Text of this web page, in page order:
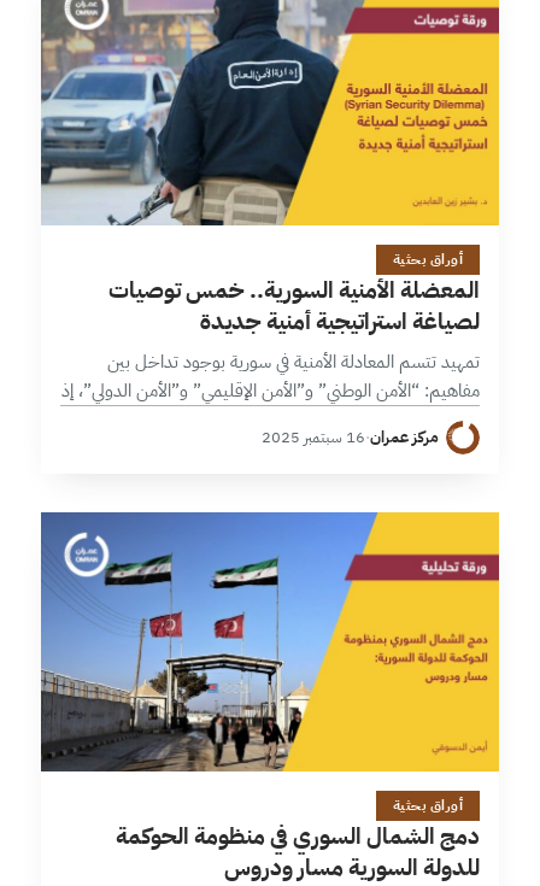
21 دقائق
أوراق بحثية
المعضلة الأمنية السورية.. خمس توصيات
لصياغة استراتيجية أمنية جديدة
تمهيد تتسم المعادلة الأمنية في سورية بوجود تداخل بين
مفاهيم: “الأمن الوطني” و”الأمن الإقليمي” و”الأمن الدولي”، إذ
تمتد أهميتها الإستراتيجية إلى أقاصي حدود “الشرق الأوسط”،
وتقع على خط المحور الرئيس…
مركز عمران·16 سبتمبر 2025
16 دقائق
أوراق بحثية
دمج الشمال السوري في منظومة الحوكمة
للدولة السورية مسار ودروس